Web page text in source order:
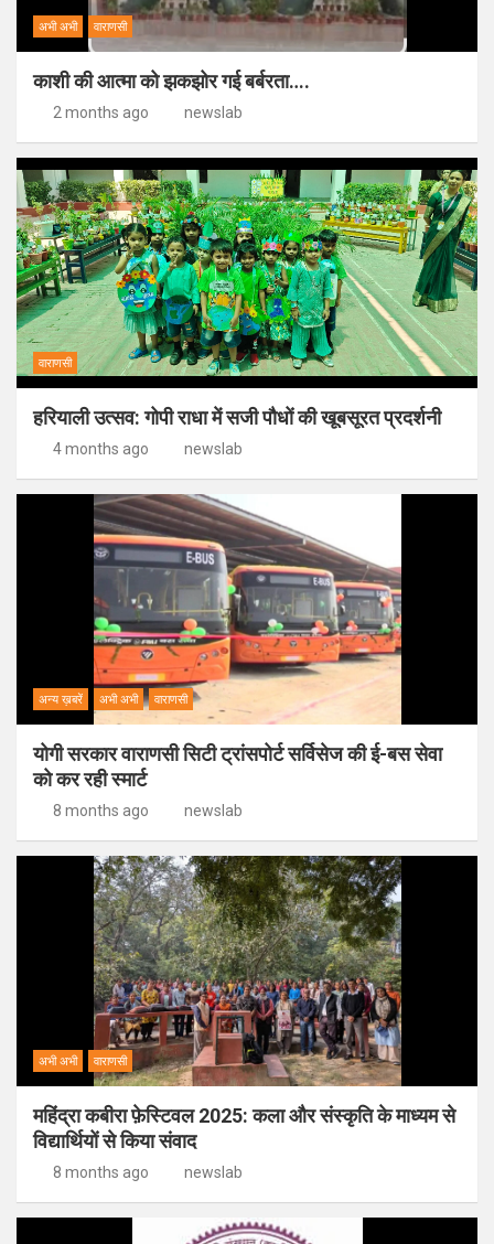
अभी अभी वाराणसी
काशी की आत्मा को झकझोर गई बर्बरता….
2 months ago newslab
वाराणसी
हरियाली उत्सव: गोपी राधा में सजी पौधों की खूबसूरत प्रदर्शनी
4 months ago newslab
अन्य ख़बरें अभी अभी वाराणसी
योगी सरकार वाराणसी सिटी ट्रांसपोर्ट सर्विसेज की ई-बस सेवा
को कर रही स्मार्ट
8 months ago newslab
अभी अभी वाराणसी
महिंद्रा कबीरा फ़ेस्टिवल 2025: कला और संस्कृति के माध्यम से
विद्यार्थियों से किया संवाद
8 months ago newslab